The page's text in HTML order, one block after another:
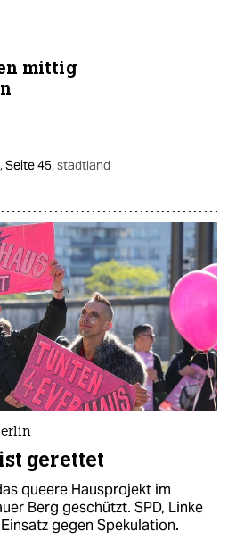
mittig
,Seite 45,stadtland
gerettet
queere Hausprojekt im
Berg geschützt. SPD, Linke
gegen Spekulation.